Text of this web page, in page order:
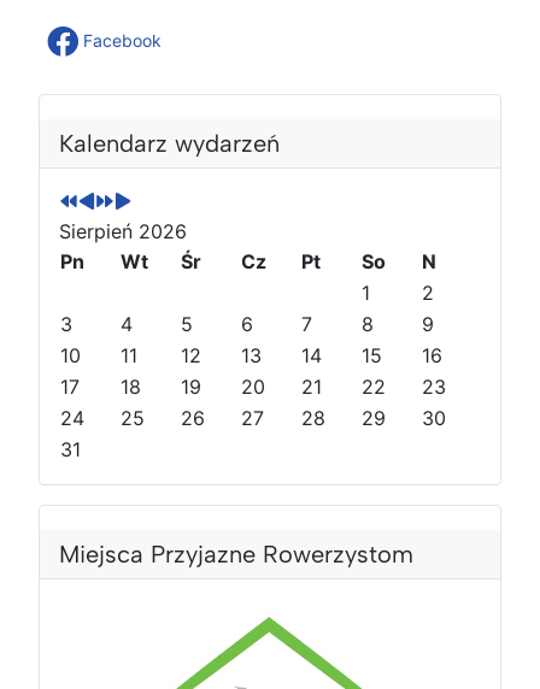
Facebook
Kalendarz wydarzeń
P
p
z
e
d
i
r
o
k
P
p
z
e
d
m
i
e
s
ą
N
s
ę
p
N
s
ę
p
n
m
e
s
c
Sierpień 2026
Pn
Wt Śr Cz Pt So
N
1
2
3
4 5 6 7 8
9
10
11 12 13 14 15
16
17
18 19 20 21 22
23
24
25 26 27 28 29
30
31
Miejsca Przyjazne Rowerzystom